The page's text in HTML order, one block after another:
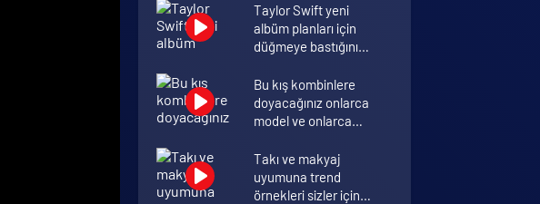
Taylor Swift yeni
albüm planları için
düğmeye bastığını
duyurdu!
Bu kış kombinlere
doyacağınız onlarca
model ve onlarca
Takı ve makyaj
uyumuna trend
örnekleri sizler için